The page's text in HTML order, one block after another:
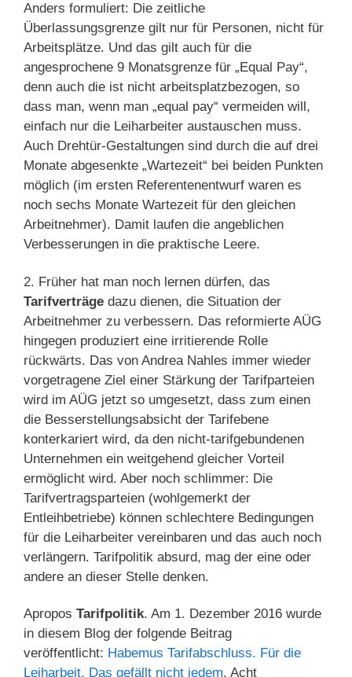
Anders formuliert: Die zeitliche
Überlassungsgrenze gilt nur für Personen, nicht für
Arbeitsplätze. Und das gilt auch für die
angesprochene 9 Monatsgrenze für „Equal Pay“,
denn auch die ist nicht arbeitsplatzbezogen, so
dass man, wenn man „equal pay“ vermeiden will,
einfach nur die Leiharbeiter austauschen muss.
Auch Drehtür-Gestaltungen sind durch die auf drei
Monate abgesenkte „Wartezeit“ bei beiden Punkten
möglich (im ersten Referentenentwurf waren es
noch sechs Monate Wartezeit für den gleichen
Arbeitnehmer). Damit laufen die angeblichen
Verbesserungen in die praktische Leere.
2. Früher hat man noch lernen dürfen, das
Tarifverträge dazu dienen, die Situation der
Arbeitnehmer zu verbessern. Das reformierte AÜG
hingegen produziert eine irritierende Rolle
rückwärts. Das von Andrea Nahles immer wieder
vorgetragene Ziel einer Stärkung der Tarifparteien
wird im AÜG jetzt so umgesetzt, dass zum einen
die Besserstellungsabsicht der Tarifebene
konterkariert wird, da den nicht-tarifgebundenen
Unternehmen ein weitgehend gleicher Vorteil
ermöglicht wird. Aber noch schlimmer: Die
Tarifvertragsparteien (wohlgemerkt der
Entleihbetriebe) können schlechtere Bedingungen
für die Leiharbeiter vereinbaren und das auch noch
verlängern. Tarifpolitik absurd, mag der eine oder
andere an dieser Stelle denken.
Apropos Tarifpolitik. Am 1. Dezember 2016 wurde
in diesem Blog der folgende Beitrag
veröffentlicht: Habemus Tarifabschluss. Für die
Leiharbeit. Das gefällt nicht jedem. Acht